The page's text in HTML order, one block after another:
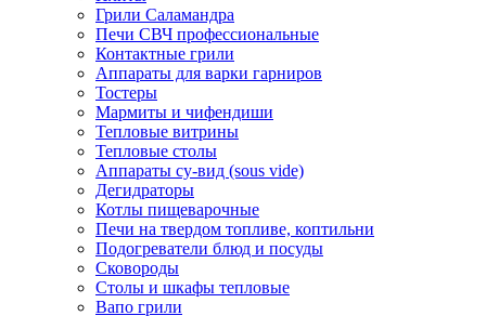
Грили Саламандра
Печи СВЧ профессиональные
Контактные грили
Аппараты для варки гарниров
Тостеры
Мармиты и чифендиши
Тепловые витрины
Тепловые столы
Аппараты су-вид (sous vide)
Дегидраторы
Котлы пищеварочные
Печи на твердом топливе, коптильни
Подогреватели блюд и посуды
Сковороды
Столы и шкафы тепловые
Вапо грили